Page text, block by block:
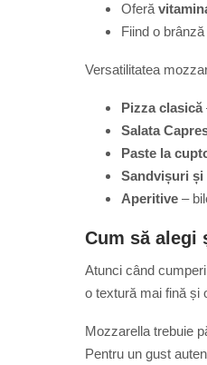
Oferă
Fiind o
Versatilitatea
Pizza clasică
Salata
Paste la
Sandvișuri și
Aperitive –
Cum să alegi
Atunci când
o textură mai fină și
Mozzarella trebuie
Pentru un gust